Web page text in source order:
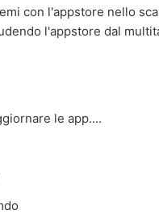
con l'appstore nello
l'appstore dal
le app....